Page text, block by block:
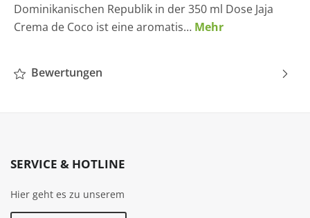
Dominikanischen Republik in der 350 ml Dose Jaja
Crema de Coco ist eine aromatis… Mehr
Bewertungen
SERVICE & HOTLINE
Hier geht es zu unserem